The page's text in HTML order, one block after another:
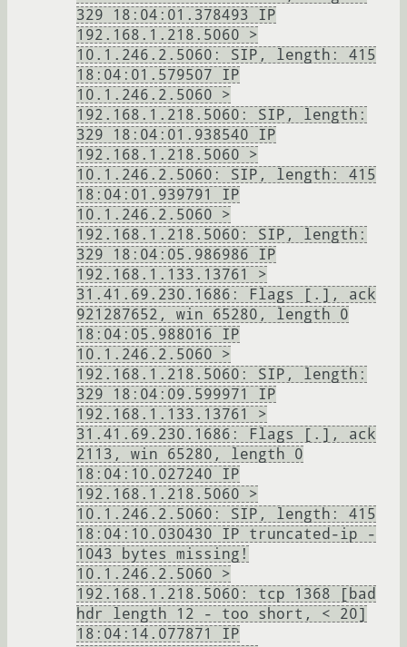
329 18:04:01.378493 IP
192.168.1.218.5060 >
10.1.246.2.5060: SIP, length: 415
18:04:01.579507 IP
10.1.246.2.5060 >
192.168.1.218.5060: SIP, length:
329 18:04:01.938540 IP
192.168.1.218.5060 >
10.1.246.2.5060: SIP, length: 415
18:04:01.939791 IP
10.1.246.2.5060 >
192.168.1.218.5060: SIP, length:
329 18:04:05.986986 IP
192.168.1.133.13761 >
31.41.69.230.1686: Flags [.], ack
921287652, win 65280, length 0
18:04:05.988016 IP
10.1.246.2.5060 >
192.168.1.218.5060: SIP, length:
329 18:04:09.599971 IP
192.168.1.133.13761 >
31.41.69.230.1686: Flags [.], ack
2113, win 65280, length 0
18:04:10.027240 IP
192.168.1.218.5060 >
10.1.246.2.5060: SIP, length: 415
18:04:10.030430 IP truncated-ip -
1043 bytes missing!
10.1.246.2.5060 >
192.168.1.218.5060: tcp 1368 [bad
hdr length 12 - too short, < 20]
18:04:14.077871 IP